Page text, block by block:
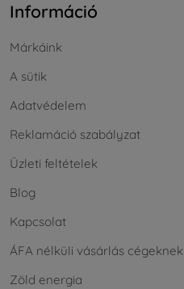
Információ
Márkáink
A sütik
Adatvédelem
Reklamáció szabályzat
Üzleti feltételek
Blog
Kapcsolat
ÁFA nélküli vásárlás cégeknek
Zöld energia